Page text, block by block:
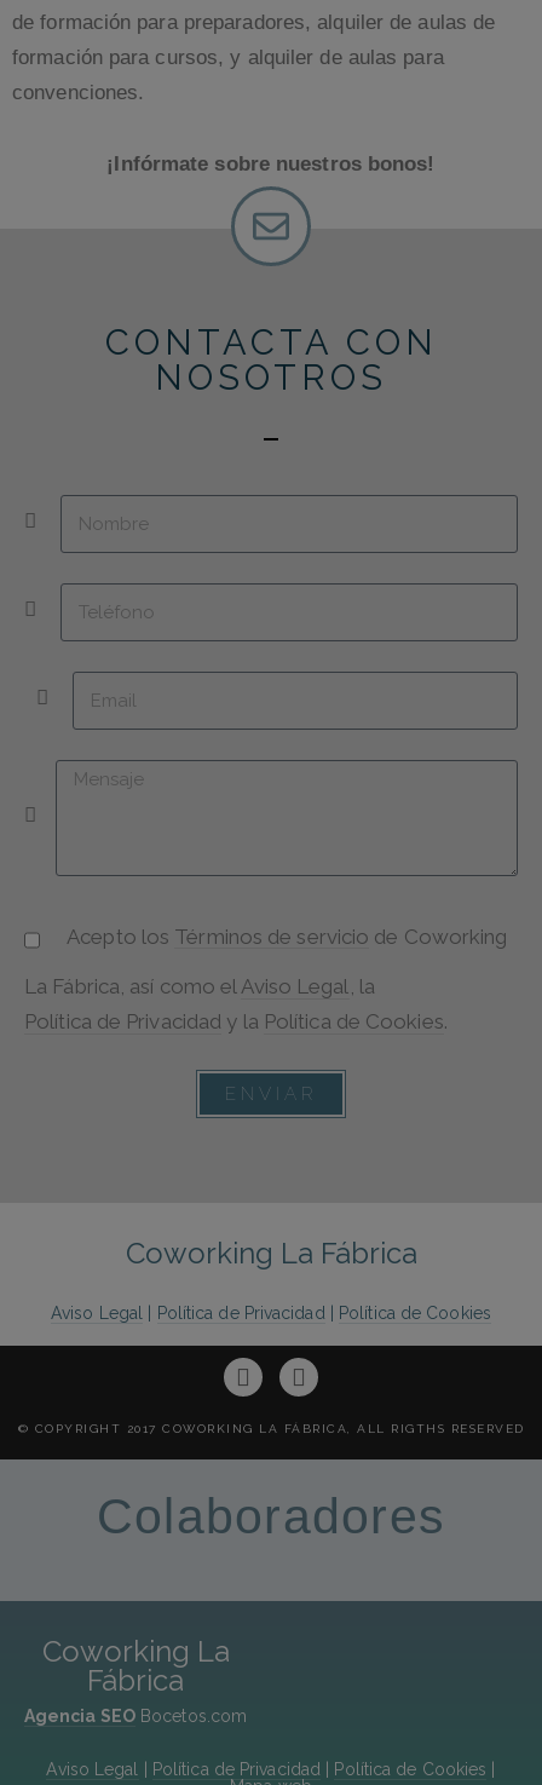
de formación para preparadores, alquiler de aulas de
formación para cursos, y alquiler de aulas para
convenciones.
¡Infórmate sobre nuestros bonos!
CONTACTA CON
NOSOTROS
Acepto los Términos de servicio de Coworking
La Fábrica, así como elAviso Legal, la
Política de Privacidad y la Política de Cookies.
ENVIAR
Coworking La Fábrica
Aviso Legal Política de Privacidad| Política de Cookies
© COPYRIGHT 2017 COWORKING LA FÁBRICA, ALL RIGTHS RESERVED
Colaboradores
Coworking La
Fábrica
Agencia SEOBocetos.com
Aviso Legal Política de Privacidad Política de Cookies